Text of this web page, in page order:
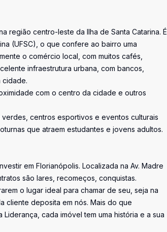
região centro-leste da Ilha de Santa Catarina. É
(UFSC), o que confere ao bairro uma
o comércio local, com muitos cafés,
infraestrutura urbana, com bancos,
cidade.
com o centro da cidade e outros
centros esportivos e eventos culturais
que atraem estudantes e jovens adultos.
em Florianópolis. Localizada na Av. Madre
são lares, recomeços, conquistas.
o lugar ideal para chamar de seu, seja na
cliente deposita em nós. Mais do que
cada imóvel tem uma história e a sua